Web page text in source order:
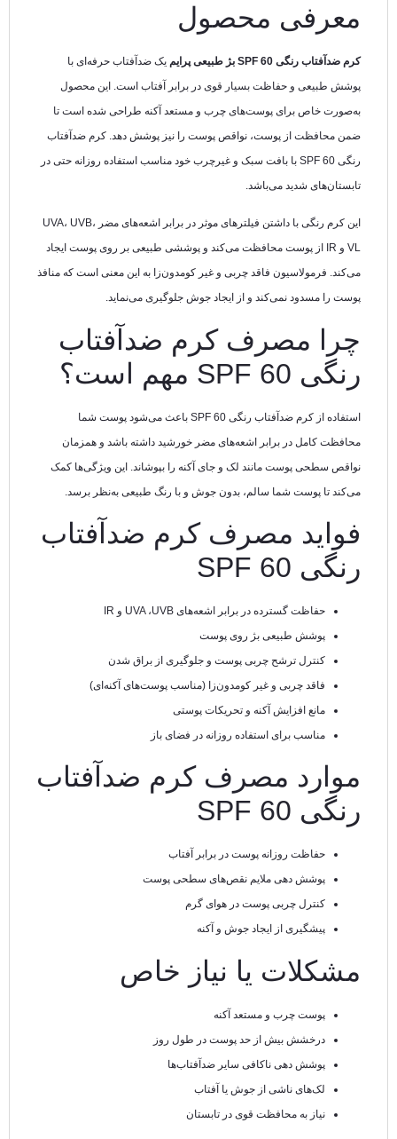
معرفی محصول
کرم ضدآفتاب رنگی SPF 60 بژ طبیعی پرایم
یک ضدآفتاب حرفه‌ای با
پوشش طبیعی و حفاظت بسیار قوی در برابر آفتاب است. این محصول
به‌صورت خاص برای پوست‌های چرب و مستعد آکنه طراحی شده است تا
ضمن محافظت از پوست، نواقص پوست را نیز پوشش دهد. کرم ضدآفتاب
رنگی SPF 60 با بافت سبک و غیرچرب خود مناسب استفاده روزانه حتی در
تابستان‌های شدید می‌باشد.
این کرم رنگی با داشتن فیلترهای موثر در برابر اشعه‌های مضر UVA، UVB،
VL و IR از پوست محافظت می‌کند و پوششی طبیعی بر روی پوست ایجاد
می‌کند. فرمولاسیون فاقد چربی و غیر کومدون‌زا به این معنی است که منافذ
پوست را مسدود نمی‌کند و از ایجاد جوش جلوگیری می‌نماید.
چرا مصرف کرم ضدآفتاب
رنگی SPF 60 مهم است؟
استفاده از کرم ضدآفتاب رنگی SPF 60 باعث می‌شود پوست شما
محافظت کامل در برابر اشعه‌های مضر خورشید داشته باشد و همزمان
نواقص سطحی پوست مانند لک و جای آکنه را بپوشاند. این ویژگی‌ها کمک
می‌کند تا پوست شما سالم، بدون جوش و با رنگ طبیعی به‌نظر برسد.
فواید مصرف کرم ضدآفتاب
رنگی SPF 60
حفاظت گسترده در برابر اشعه‌های UVA ،UVB و IR
پوشش طبیعی بژ روی پوست
کنترل ترشح چربی پوست و جلوگیری از براق شدن
فاقد چربی و غیر کومدون‌زا (مناسب پوست‌های آکنه‌ای)
مانع افزایش آکنه و تحریکات پوستی
مناسب برای استفاده روزانه در فضای باز
موارد مصرف کرم ضدآفتاب
رنگی SPF 60
حفاظت روزانه پوست در برابر آفتاب
پوشش دهی ملایم نقص‌های سطحی پوست
کنترل چربی پوست در هوای گرم
پیشگیری از ایجاد جوش و آکنه
مشکلات یا نیاز خاص
پوست چرب و مستعد آکنه
درخشش بیش از حد پوست در طول روز
پوشش دهی ناکافی سایر ضدآفتاب‌ها
لک‌های ناشی از جوش یا آفتاب
نیاز به محافظت قوی در تابستان